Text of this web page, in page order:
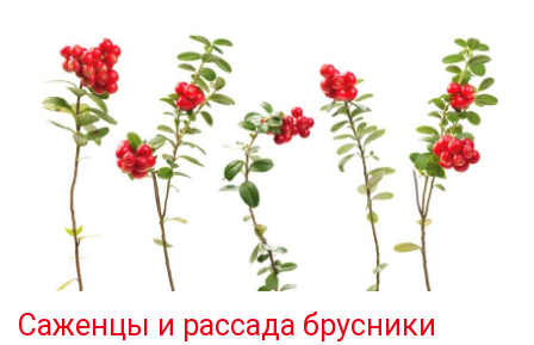
Саженцы и рассада брусники